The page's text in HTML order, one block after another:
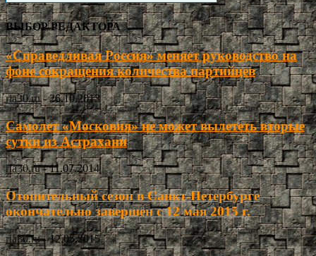
ВЫБОР РЕДАКТОРА
«Справедливая Россия» меняет руководство на
фоне сокращения количества партийцев
ria30.ru - 26.10.2013
Самолет «Московия» не может вылететь вторые
сутки из Астрахани
ria30.ru - 11.07.2014
Отопительный сезон в Санкт-Петербурге
окончательно завершен с 12 мая 2015 г.
ria30.ru - 12.05.2015